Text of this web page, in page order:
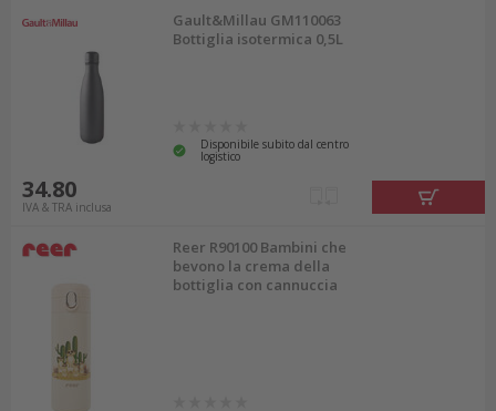
Gault&Millau GM110063
Bottiglia isotermica 0,5L
Disponibile subito dal centro
logistico
34.80
IVA & TRA inclusa
Reer R90100 Bambini che
bevono la crema della
bottiglia con cannuccia